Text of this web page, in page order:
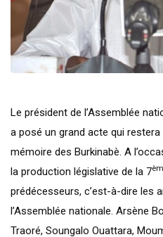
Le président de l’Assemblée
a posé un grand acte qui
mémoire des Burkinabè. A
la production législative de la 7
prédécesseurs, c’est-à-dire les
l’Assemblée nationale. Arsène
Traoré, Soungalo Ouattara,